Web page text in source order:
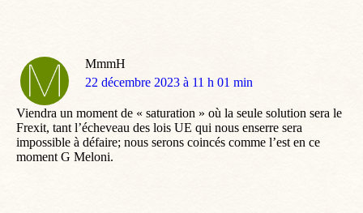
MmmH
dit
22 décembre 2023 à 11 h 01 min
Viendra un moment de « saturation » où la seule solution sera le
Frexit, tant l’écheveau des lois UE qui nous enserre sera
impossible à défaire; nous serons coincés comme l’est en ce
moment G Meloni.